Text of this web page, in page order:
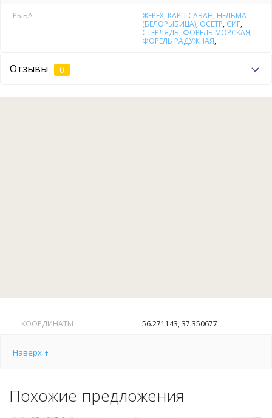
Тариф "НОЧНОЙ" -
Тариф "БЕЗЛИМИТ" -2000 руб.
Дополнительные услуги
РЫБА ЖЕРЕХ, КАРП-САЗАН, НЕЛЬМА
(БЕЛОРЫБИЦА), ОСЕТР, СИГ,
СТЕРЛЯДЬ, ФОРЕЛЬ МОРСКАЯ,
ФОРЕЛЬ РАДУЖНАЯ,
Отзывы 0
КООРДИНАТЫ 56.271143, 37.350677
Наверх
Похожие предложения